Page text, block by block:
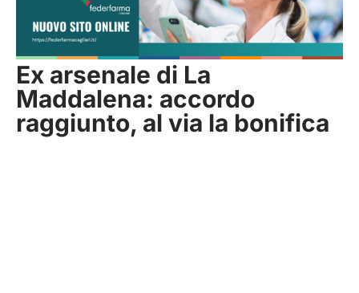
Ex arsenale di La
Maddalena: accordo
raggiunto, al via la bonifica